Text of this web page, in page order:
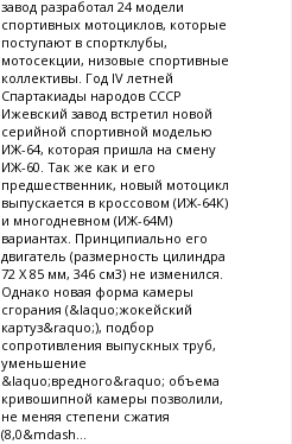
завод разработал 24 модели
спортивных мотоциклов, которые
поступают в спортклубы,
мотосекции, низовые спортивные
коллективы. Год IV летней
Спартакиады народов СССР
Ижевский завод встретил новой
серийной спортивной моделью
ИЖ-64, которая пришла на смену
ИЖ-60. Так же как и его
предшественник, новый мотоцикл
выпускается в кроссовом (ИЖ-64К)
и многодневном (ИЖ-64М)
вариантах. Принципиально его
двигатель (размерность цилиндра
72 X 85 мм, 346 см3) не изменился.
Однако новая форма камеры
сгорания (&laquo;жокейский
картуз&raquo;), подбор
сопротивления выпускных труб,
уменьшение
&laquo;вредного&raquo; объема
кривошипной камеры позволили,
не меняя степени сжатия
(8,0&mdash...